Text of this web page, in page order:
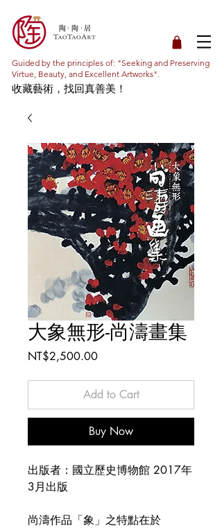
Guided by the principles of: "Seeking and Preserving
Virtue, Beauty, and Excellent Artworks".
收藏藝術，找回真善美！
大象無形-尚濤畫集
NT$2,500.00Price
Add to Cart
Buy Now
出版者：國立歷史博物館 2017年
3月出版
尚濤作品「象」之特點在於